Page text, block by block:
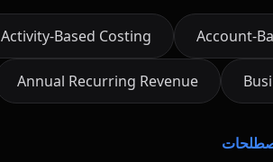
Activity-Based Costing Account-
Annual Recurring Revenue